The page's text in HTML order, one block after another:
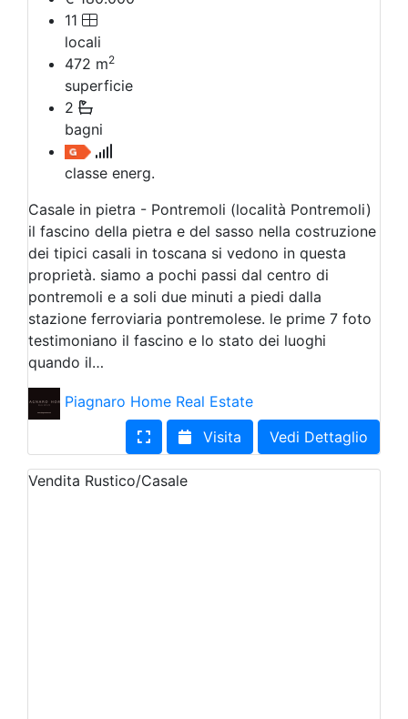
11
locali
472 m2
superficie
2
bagni
classe energ.
Casale in pietra - Pontremoli (località Pontremoli)
il fascino della pietra e del sasso nella costruzione
dei tipici casali in toscana si vedono in questa
proprietà. siamo a pochi passi dal centro di
pontremoli e a soli due minuti a piedi dalla
stazione ferroviaria pontremolese. le prime 7 foto
testimoniano il fascino e lo stato dei luoghi
quando il…
Piagnaro Home Real Estate
Visita
Vedi Dettaglio
Vendita Rustico/Casale